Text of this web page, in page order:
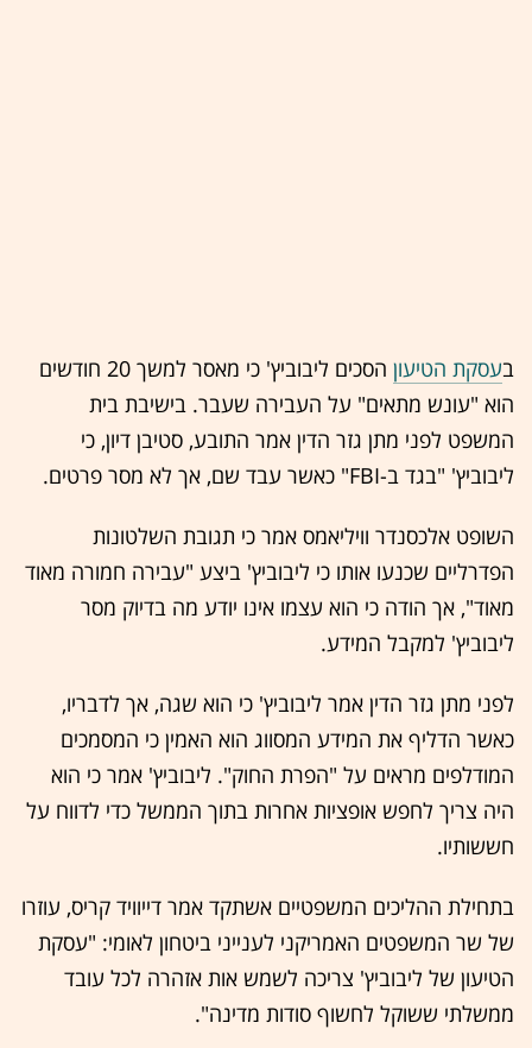
בעסקת הטיעון
הסכים ליבוביץ' כי מאסר למשך 20 חודשים
הוא "עונש מתאים" על העבירה שעבר. בישיבת בית
המשפט לפני מתן גזר הדין אמר התובע, סטיבן דיון, כי
ליבוביץ' "בגד ב-FBI" כאשר עבד שם, אך לא מסר פרטים.
השופט אלכסנדר וויליאמס אמר כי תגובת השלטונות
הפדרליים שכנעו אותו כי ליבוביץ' ביצע "עבירה חמורה מאוד
מאוד", אך הודה כי הוא עצמו אינו יודע מה בדיוק מסר
ליבוביץ' למקבל המידע.
לפני מתן גזר הדין אמר ליבוביץ' כי הוא שגה, אך לדבריו,
כאשר הדליף את המידע המסווג הוא האמין כי המסמכים
המודלפים מראים על "הפרת החוק". ליבוביץ' אמר כי הוא
היה צריך לחפש אופציות אחרות בתוך הממשל כדי לדווח על
חששותיו.
בתחילת ההליכים המשפטיים אשתקד אמר דייוויד קריס, עוזרו
של שר המשפטים האמריקני לענייני ביטחון לאומי: "עסקת
הטיעון של ליבוביץ' צריכה לשמש אות אזהרה לכל עובד
ממשלתי ששוקל לחשוף סודות מדינה".